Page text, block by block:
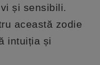
și sensibili.
această zodie
intuiția și